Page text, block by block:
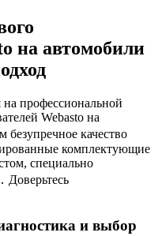
на автомобили
профессиональной
Webasto на
качество
комплектующие
специально
Доверьтесь
и выбор